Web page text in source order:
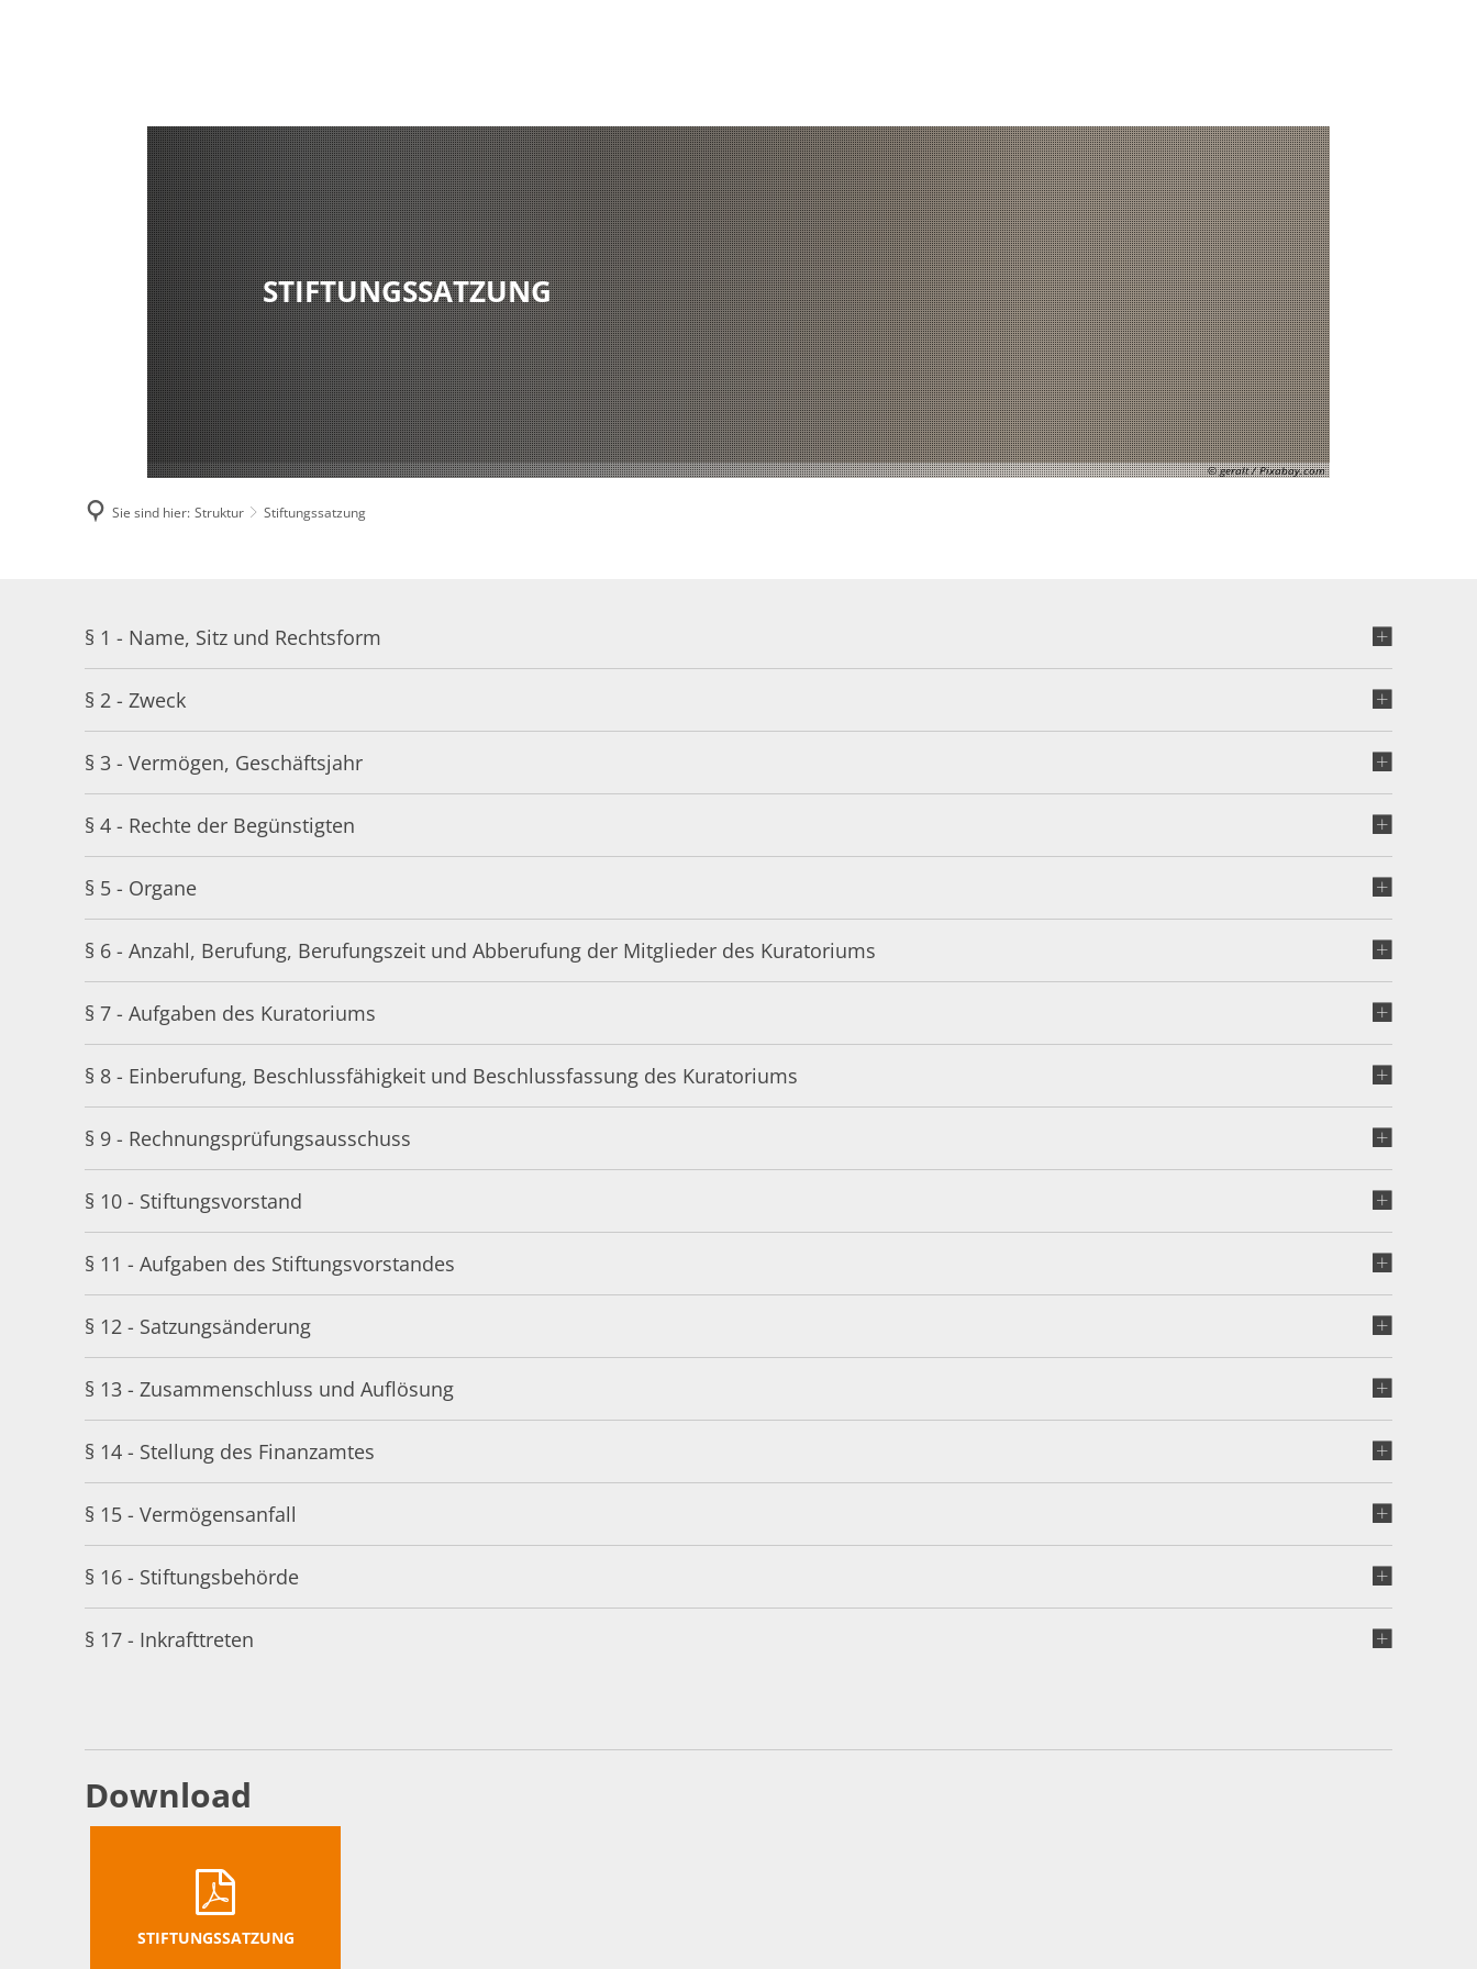
© geralt / Pixabay.com
STIFTUNGSSATZUNG
Sie sind hier: Struktur Stiftungssatzung
§ 1 - Name, Sitz und Rechtsform
§ 2 - Zweck
§ 3 - Vermögen, Geschäftsjahr
§ 4 - Rechte der Begünstigten
§ 5 - Organe
§ 6 - Anzahl, Berufung, Berufungszeit und Abberufung der Mitglieder des Kuratoriums
§ 7 - Aufgaben des Kuratoriums
§ 8 - Einberufung, Beschlussfähigkeit und Beschlussfassung des Kuratoriums
§ 9 - Rechnungsprüfungsausschuss
§ 10 - Stiftungsvorstand
§ 11 - Aufgaben des Stiftungsvorstandes
§ 12 - Satzungsänderung
§ 13 - Zusammenschluss und Auflösung
§ 14 - Stellung des Finanzamtes
§ 15 - Vermögensanfall
§ 16 - Stiftungsbehörde
§ 17 - Inkrafttreten
Download
STIFTUNGSSATZUNG